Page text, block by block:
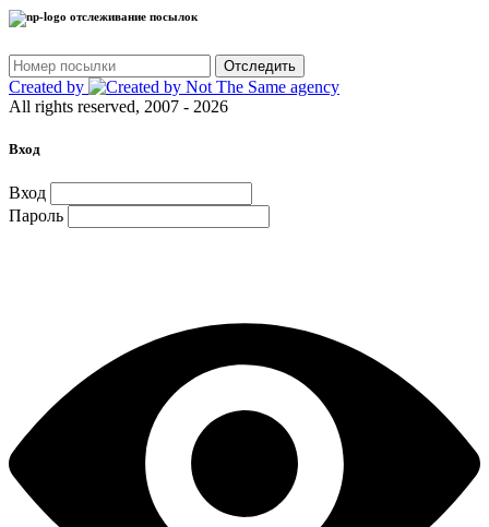
отслеживание посылок
Отследить
Created by
All rights reserved, 2007 - 2026
Вход
Вход
Пароль